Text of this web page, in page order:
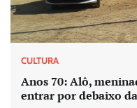
CULTURA
Anos 70: Alô,
entrar por debaixo